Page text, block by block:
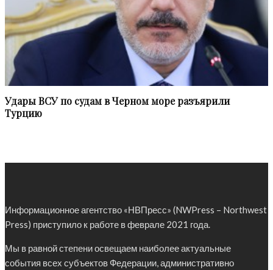
Удары ВСУ по судам в Черном море разъярили
Турцию
Информационное агентство «НВПресс» (NWPress – Northwest
Press) приступило к работе в феврале 2021 года.
Мы в равной степени освещаем наиболее актуальные
события всех субъектов Федерации, административно